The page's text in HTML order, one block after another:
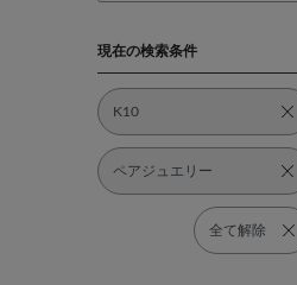
現在の検索条件
K10
ペアジュエリー
全て解除